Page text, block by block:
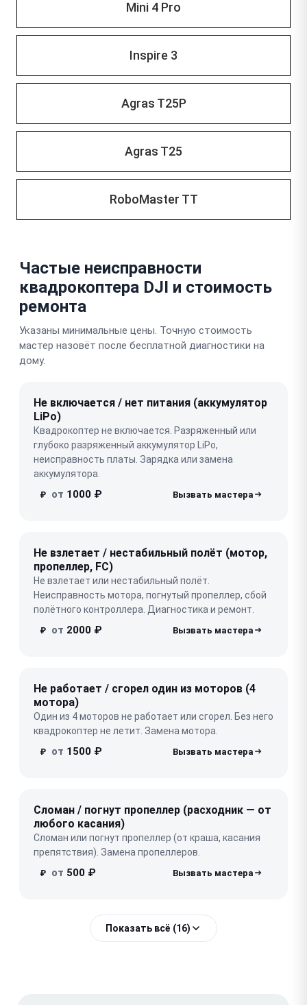
Mini 4 Pro
Inspire 3
Agras T25P
Agras T25
RoboMaster TT
Частые неисправности
квадрокоптера DJI и стоимость
ремонта
Указаны минимальные цены. Точную стоимость
мастер назовёт после бесплатной диагностики на
дому.
Не включается / нет питания (аккумулятор
LiPo)
Квадрокоптер не включается. Разряженный или
глубоко разряженный аккумулятор LiPo,
неисправность платы. Зарядка или замена
аккумулятора.
₽ от 1000 ₽
Не взлетает / нестабильный полёт (мотор,
пропеллер, FC)
Не взлетает или нестабильный полёт.
Неисправность мотора, погнутый пропеллер, сбой
полётного контроллера. Диагностика и ремонт.
₽ от 2000 ₽
Не работает / сгорел один из моторов (4
мотора)
Один из 4 моторов не работает или сгорел. Без него
квадрокоптер не летит. Замена мотора.
₽ от 1500 ₽
Сломан / погнут пропеллер (расходник — от
любого касания)
Сломан или погнут пропеллер (от краша, касания
препятствия). Замена пропеллеров.
₽ от 500 ₽
Показать всё (16)